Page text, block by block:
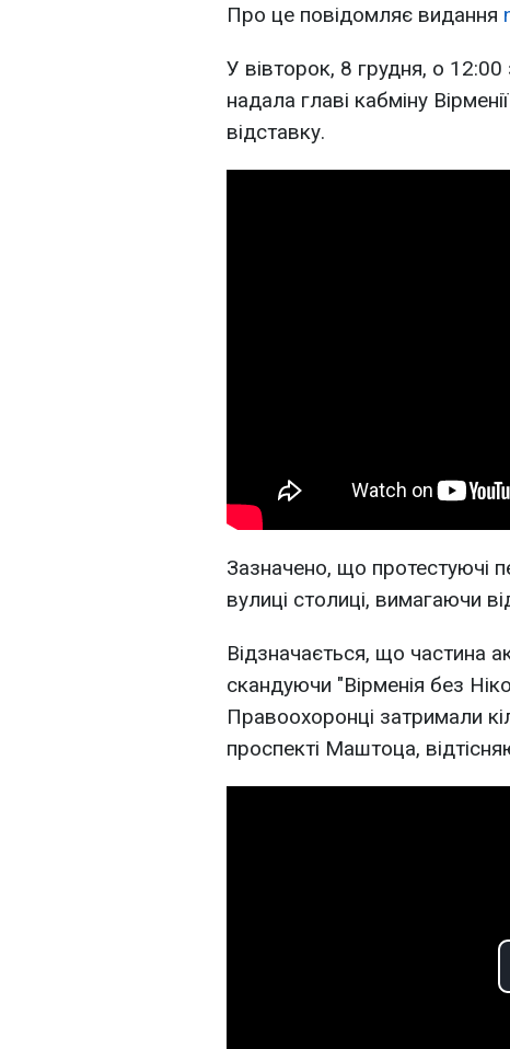
Про це повідомляє видання
У вівторок, 8 грудня, о 12:00
надала главі кабміну
відставку.
Зазначено, що протестуючі
вулиці столиці, вимагаючи
Відзначається, що частина
скандуючи "Вірменія без
Правоохоронці затримали
проспекті Маштоца,